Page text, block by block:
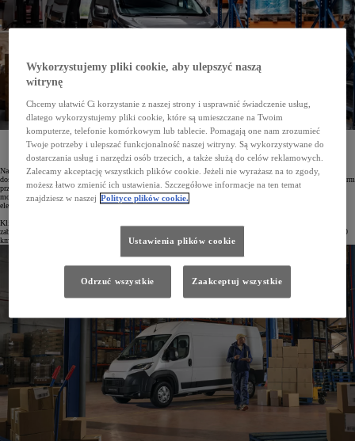
Toyota przygotowała wyjątkową ofertę dla firm transportowych, kurierskich i cateringowych*.
Obejmuje ona specjalne rabaty oraz niskie miesięczne raty w Leasingu KINTO One. Atrakcyjne
warunki dotyczą modeli PROACE CITY, PROACE i PROACE MAX z silnikami spalinowymi i
elektrycznymi.
Na rynku debiutują zmodernizowane modele PROACE CITY i PROACE, a także największy samochód
dostawczy w gamie Toyoty – PROACE MAX. W związku z tym marka przygotowała atrakcyjną ofertę dla firm
przewozowych świadczących usługi transportu osób, kurierskie lub cateringowe. Dotyczy ona wszystkich
modeli z rodziny PROACE w wersjach van – zarówno z silnikami spalinowymi, jak i z napędem
elektrycznym.
Klienci mogą wybrać dowolną konfigurację auta, a także wyposażyć swój pojazd w oferowaną przez Toyotę
zabudowę. Kontrakty zawierane są na okres od 24 do 48 miesięcy z limitem przebiegu od 15 000 do 200 000
km oraz z pakietem serwisowym.
Wykorzystujemy pliki cookie, aby ulepszyć naszą
witrynę
Chcemy ułatwić Ci korzystanie z naszej strony i usprawnić świadczenie usług,
dlatego wykorzystujemy pliki cookie, które są umieszczane na Twoim
komputerze, telefonie komórkowym lub tablecie. Pomagają one nam zrozumieć
Twoje potrzeby i ulepszać funkcjonalność naszej witryny. Są wykorzystywane do
dostarczania usług i narzędzi osób trzecich, a także służą do celów reklamowych.
Zalecamy akceptację wszystkich plików cookie. Jeżeli nie wyrażasz na to zgody,
możesz łatwo zmienić ich ustawienia. Szczegółowe informacje na ten temat
znajdziesz w naszej Polityce plików cookie.
Ustawienia plików cookie
Odrzuć wszystkie Zaakceptuj wszystkie